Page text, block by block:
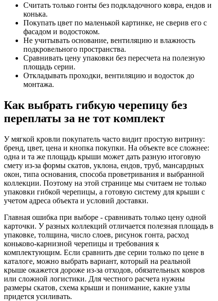
Считать только гонты без подкладочного ковра, ендов и
конька.
Покупать цвет по маленькой картинке, не сверив его с
фасадом и водостоком.
Не учитывать основание, вентиляцию и влажность
подкровельного пространства.
Сравнивать цену упаковки без пересчета на полезную
площадь серии.
Откладывать проходки, вентиляцию и водосток до
монтажа.
Как выбрать гибкую черепицу без
переплаты за не тот комплект
У мягкой кровли покупатель часто видит простую витрину:
бренд, цвет, цена и кнопка покупки. На объекте все сложнее:
одна и та же площадь крыши может дать разную итоговую
смету из-за формы скатов, уклона, ендов, труб, мансардных
окон, типа основания, способа проветривания и выбранной
коллекции. Поэтому на этой странице мы считаем не только
упаковки гибкой черепицы, а готовую систему для крыши с
учетом адреса объекта и условий доставки.
Главная ошибка при выборе - сравнивать только цену одной
карточки. У разных коллекций отличается полезная площадь в
упаковке, толщина, число слоев, рисунок гонта, расход
коньково-карнизной черепицы и требования к
комплектующим. Если сравнить две серии только по цене в
каталоге, можно выбрать вариант, который на реальной
крыше окажется дороже из-за отходов, обязательных ковров
или сложной логистики. Для честного расчета нужны
размеры скатов, схема крыши и понимание, какие узлы
придется усиливать.